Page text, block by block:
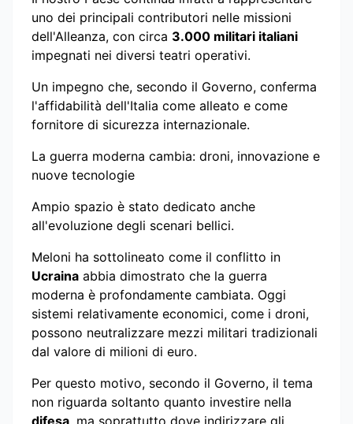
uno dei principali contributori nelle missioni
dell'Alleanza, con circa 3.000 militari italiani
impegnati nei diversi teatri operativi.
Un impegno che, secondo il Governo, conferma
l'affidabilità dell'Italia come alleato e come
fornitore di sicurezza internazionale.
La guerra moderna cambia: droni, innovazione e
nuove tecnologie
Ampio spazio è stato dedicato anche
all'evoluzione degli scenari bellici.
Meloni ha sottolineato come il conflitto in
Ucraina abbia dimostrato che la guerra
moderna è profondamente cambiata. Oggi
sistemi relativamente economici, come i droni,
possono neutralizzare mezzi militari tradizionali
dal valore di milioni di euro.
Per questo motivo, secondo il Governo, il tema
non riguarda soltanto quanto investire nella
difesa, ma soprattutto dove indirizzare gli